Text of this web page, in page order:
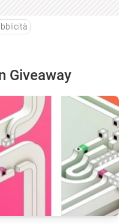
Giveaway